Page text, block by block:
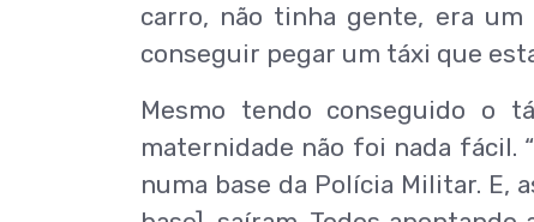
carro, não tinha gente, era
conseguir pegar um táxi que
Mesmo tendo conseguido o
maternidade não foi nada fácil.
numa base da Polícia Militar. E,